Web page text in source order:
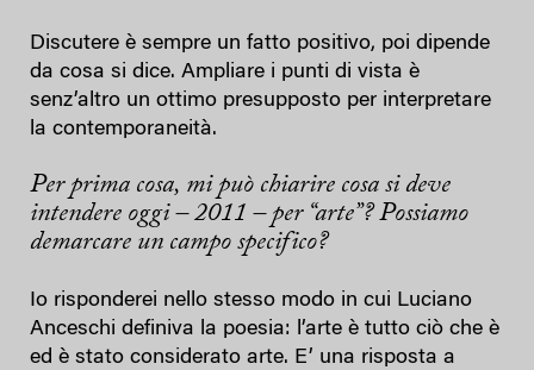
Discutere è sempre un fatto positivo, poi dipende
da cosa si dice. Ampliare i punti di vista è
senz’altro un ottimo presupposto per interpretare
la contemporaneità.
Per prima cosa, mi può chiarire cosa si deve
intendere oggi – 2011 – per “arte”? Possiamo
demarcare un campo specifico?
Io risponderei nello stesso modo in cui Luciano
Anceschi definiva la poesia: l’arte è tutto ciò che è
ed è stato considerato arte. E’ una risposta a